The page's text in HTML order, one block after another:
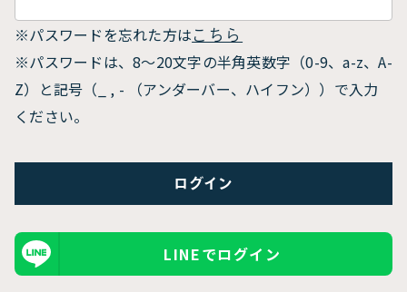
※パスワードを忘れた方は こちら
※パスワードは、8〜20文字の半角英数字（0-9、a-z、A-
Z）と記号（_ , - （アンダーバー、ハイフン））で入力
ください。
LINEでログイン